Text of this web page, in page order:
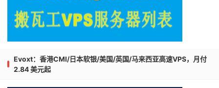
Evoxt：香港CMI/日本软银/美国/英国/马来西亚高速VPS，月付
2.84 美元起